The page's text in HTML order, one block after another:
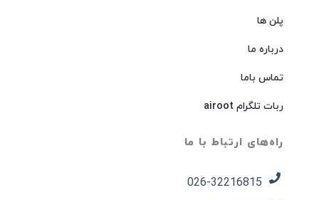
پلن ها
درباره ما
تماس باما
ربات تلگرام airoot
راه‌های ارتباط با ما
026-32216815​